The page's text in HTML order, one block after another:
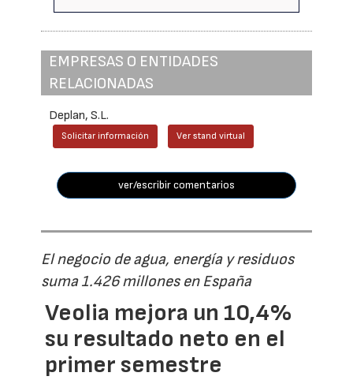
EMPRESAS O ENTIDADES
RELACIONADAS
Deplan, S.L.
Solicitar información Ver stand virtual
ver/escribir comentarios
El negocio de agua, energía y residuos
suma 1.426 millones en España
Veolia mejora un 10,4%
su resultado neto en el
primer semestre